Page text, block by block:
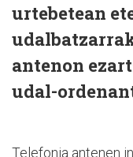
urtebetean
antenon
udal-
Telefonia antenen